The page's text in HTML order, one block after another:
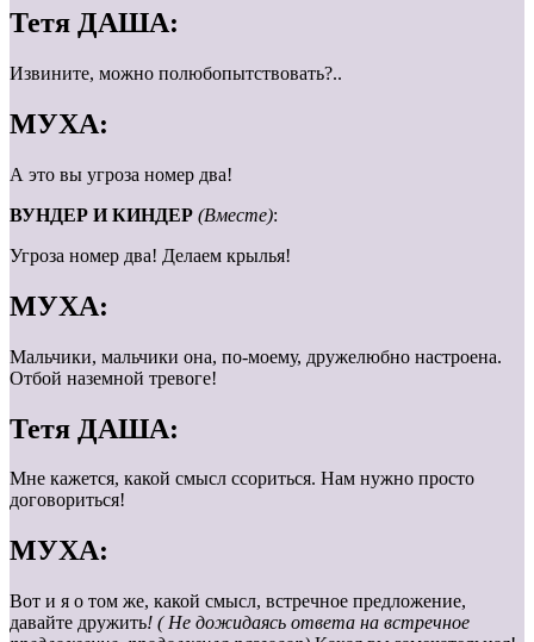
Тетя ДАША:
Извините, можно полюбопытствовать?..
МУХА:
А это вы угроза номер два!
ВУНДЕР И КИНДЕР (Вместе):
Угроза номер два! Делаем крылья!
МУХА:
Мальчики, мальчики она, по-моему, дружелюбно настроена.
Отбой наземной тревоге!
Тетя ДАША:
Мне кажется, какой смысл ссориться. Нам нужно просто
договориться!
МУХА:
Вот и я о том же, какой смысл, встречное предложение,
давайте дружить! ( Не дожидаясь ответа на встречное